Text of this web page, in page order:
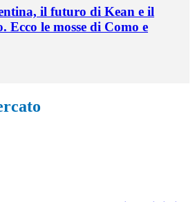
il futuro di Kean e il
Ecco le mosse di Como e